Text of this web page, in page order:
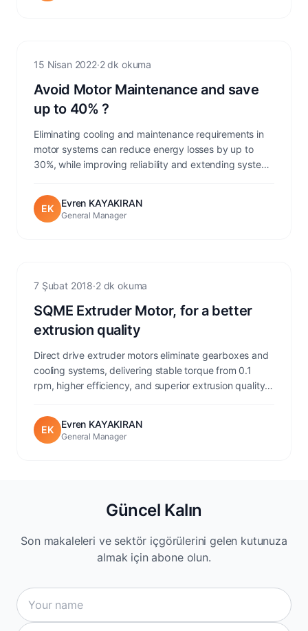
Maintenance
15 Nisan 2022·2 dk okuma
Avoid Motor Maintenance and save
up to 40% ?
Eliminating cooling and maintenance requirements in
motor systems can reduce energy losses by up to
30%, while improving reliability and extending system
EK Evren KAYAKIRAN
General Manager
Extrusion
7 Şubat 2018·2 dk okuma
SQME Extruder Motor, for a better
extrusion quality
Direct drive extruder motors eliminate gearboxes and
cooling systems, delivering stable torque from 0.1
rpm, higher efficiency, and superior extrusion quality
EK Evren KAYAKIRAN
General Manager
Güncel Kalın
Son makaleleri ve sektör içgörülerini gelen kutunuza
almak için abone olun.